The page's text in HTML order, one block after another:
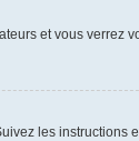
et vous verrez
les instructions